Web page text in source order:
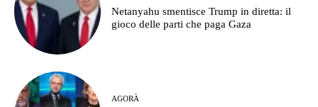
Netanyahu smentisce Trump in diretta: il
gioco delle parti che paga Gaza
AGORÀ